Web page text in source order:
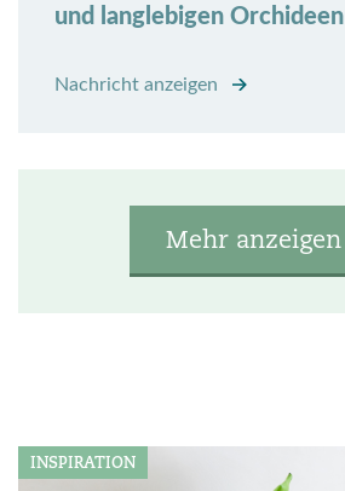
und langlebigen Orchideen
Nachricht anzeigen
Mehr anzeigen
INSPIRATION